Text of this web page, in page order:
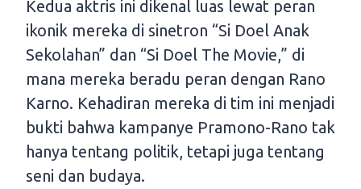
Kedua aktris ini dikenal luas lewat peran
ikonik mereka di sinetron “Si Doel Anak
Sekolahan” dan “Si Doel The Movie,” di
mana mereka beradu peran dengan Rano
Karno. Kehadiran mereka di tim ini menjadi
bukti bahwa kampanye Pramono-Rano tak
hanya tentang politik, tetapi juga tentang
seni dan budaya.